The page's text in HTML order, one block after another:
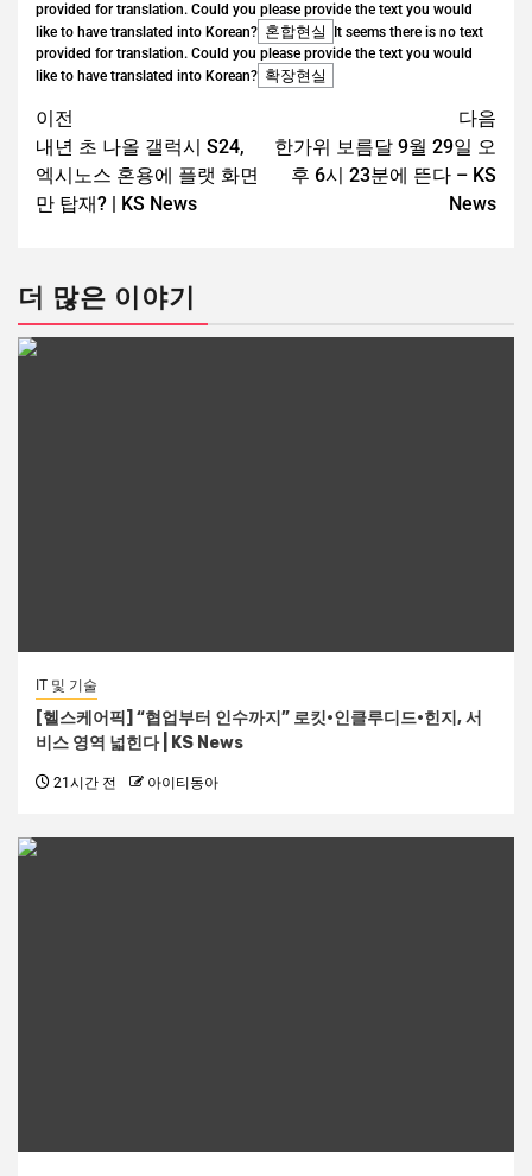
provided for translation. Could you please provide the text you would
like to have translated into Korean? 혼합현실
It seems there is no text
provided for translation. Could you please provide the text you would
like to have translated into Korean? 확장현실
이전
내년 초 나올 갤럭시 S24,
엑시노스 혼용에 플랫 화면
만 탑재? | KS News
다음
한가위 보름달 9월 29일 오
후 6시 23분에 뜬다 – KS
News
더 많은 이야기
IT 및 기술
[헬스케어픽] “협업부터 인수까지” 로킷·인클루디드·힌지, 서
비스 영역 넓힌다 | KS News
21시간 전 아이티동아